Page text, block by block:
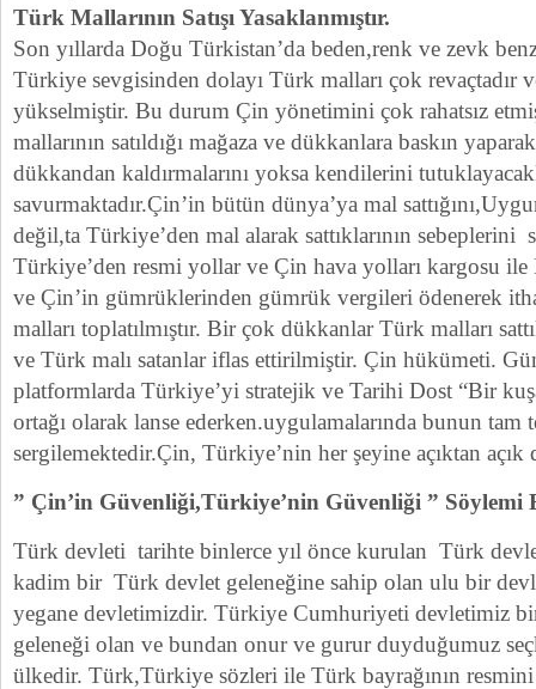
Türk Mallarının Satışı Yasaklanmıştır.
Son yıllarda Doğu Türkistan’da beden,renk ve zevk
Türkiye sevgisinden dolayı Türk malları çok revaçtadır
yükselmiştir. Bu durum Çin yönetimini çok rahatsız
mallarının satıldığı mağaza ve dükkanlara baskın
dükkandan kaldırmalarını yoksa kendilerini
savurmaktadır.Çin’in bütün dünya’ya mal
değil,ta Türkiye’den mal alarak sattıklarının sebeplerini
Türkiye’den resmi yollar ve Çin hava yolları kargosu ile
ve Çin’in gümrüklerinden gümrük vergileri ödenerek
malları toplatılmıştır. Bir çok dükkanlar Türk malları
ve Türk malı satanlar iflas ettirilmiştir. Çin hükümeti.
platformlarda Türkiye’yi stratejik ve Tarihi Dost “Bir
ortağı olarak lanse ederken.uygulamalarında bunun tam
sergilemektedir.Çin, Türkiye’nin her şeyine açıktan açık
” Çin’in Güvenliği,Türkiye’nin Güvenliği ”
Türk devleti tarihte binlerce yıl önce kurulan Türk
kadim bir Türk devlet geleneğine sahip olan ulu bir
yegane devletimizdir. Türkiye Cumhuriyeti devletimiz
geleneği olan ve bundan onur ve gurur duyduğumuz
ülkedir. Türk,Türkiye sözleri ile Türk bayrağının